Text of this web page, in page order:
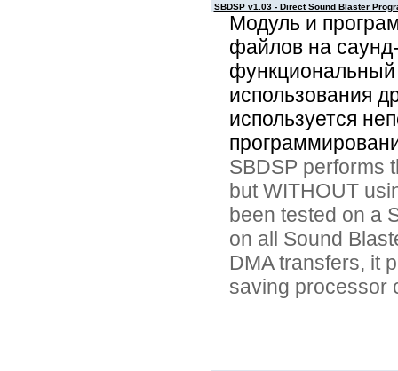
SBDSP v1.03 - Direct Sound Blaster
Модуль и
файлов на
использования
используется
SBDSP performs
but WITHOUT
been tested on a
on all Sound
DMA transfers, it
saving processor